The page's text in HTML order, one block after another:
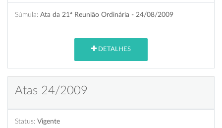
Súmula: Ata da 21ª Reunião Ordinária - 24/08/2009
DETALHES
Atas 24/2009
Status: Vigente